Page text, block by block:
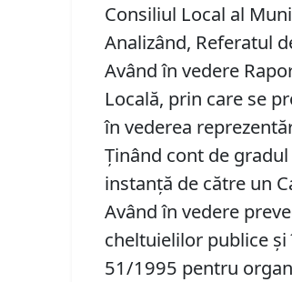
Consiliul Local al
Analizând, Referatul
Având în vedere
Locală, prin care se
în vederea
Ţinând cont de
instanţă de către un
Având în vedere
cheltuielilor publice
51/1995 pentru